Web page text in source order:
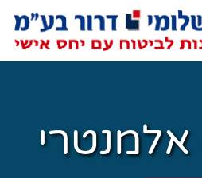
menu_lng=desc
menu_dir=1